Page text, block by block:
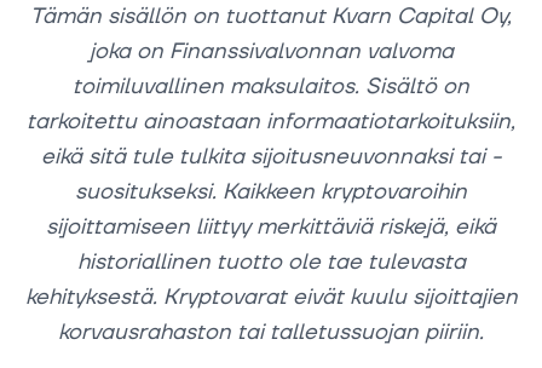
Tämän sisällön on tuottanut Kvarn Capital Oy,
joka on Finanssivalvonnan valvoma
toimiluvallinen maksulaitos. Sisältö on
tarkoitettu ainoastaan informaatiotarkoituksiin,
eikä sitä tule tulkita sijoitusneuvonnaksi tai -
suositukseksi. Kaikkeen kryptovaroihin
sijoittamiseen liittyy merkittäviä riskejä, eikä
historiallinen tuotto ole tae tulevasta
kehityksestä. Kryptovarat eivät kuulu sijoittajien
korvausrahaston tai talletussuojan piiriin.